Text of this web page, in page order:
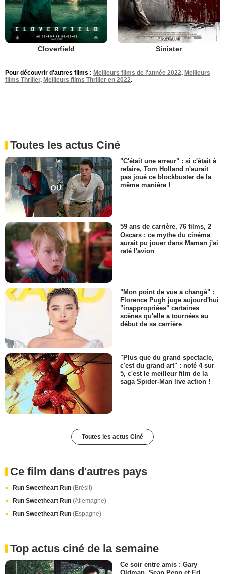
Cloverfield Sinister
Pour découvrir d'autres films : Meilleurs films de l'année 2022, Meilleurs
films Thriller, Meilleurs films Thriller en 2022.
Toutes les actus Ciné
"C'était une erreur" : si c'était à
refaire, Tom Holland n'aurait
pas joué ce blockbuster de la
même manière !
59 ans de carrière, 76 films, 2
Oscars : ce mythe du cinéma
aurait pu jouer dans Maman j'ai
raté l'avion
"Mon point de vue a changé" :
Florence Pugh juge aujourd'hui
"inappropriées" certaines
scènes qu'elle a tournées au
début de sa carrière
"Plus que du grand spectacle,
c'est du grand art" : noté 4 sur
5, c'est le meilleur film de la
saga Spider-Man live action !
Toutes les actus Ciné
Ce film dans d'autres pays
Run Sweetheart Run (Brésil)
Run Sweetheart Run (Allemagne)
Run Sweetheart Run (Espagne)
Top actus ciné de la semaine
Ce soir entre amis : Gary